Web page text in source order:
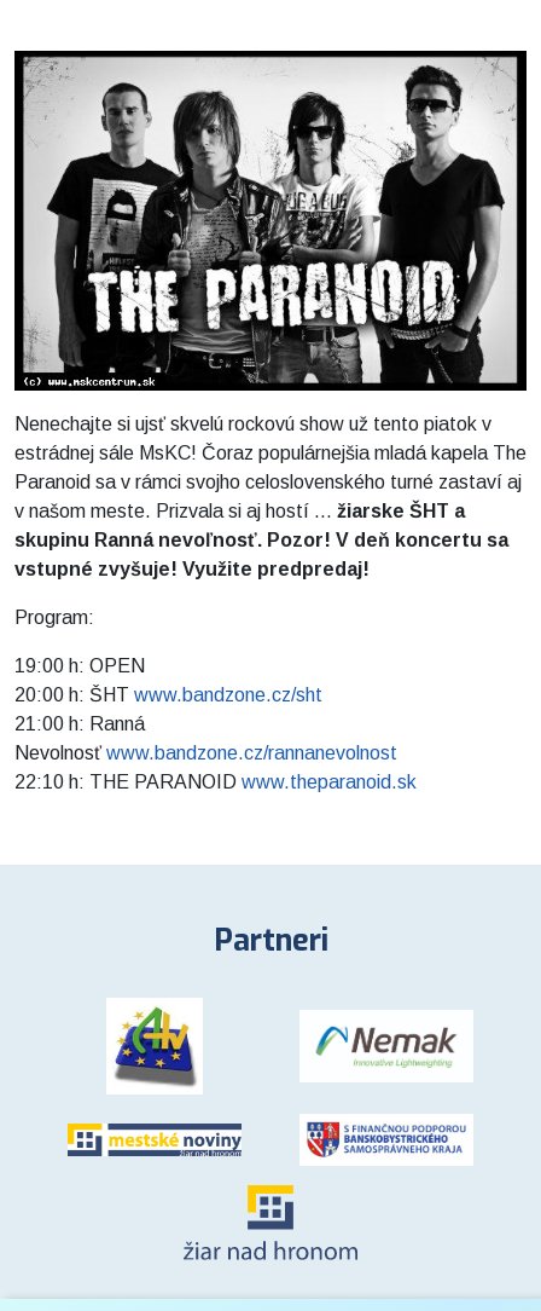
Nenechajte si ujsť skvelú rockovú show už tento piatok v
estrádnej sále MsKC! Čoraz populárnejšia mladá kapela The
Paranoid sa v rámci svojho celoslovenského turné zastaví aj
v našom meste. Prizvala si aj hostí ... žiarske ŠHT a
skupinu Ranná nevoľnosť. Pozor! V deň koncertu sa
vstupné zvyšuje! Využite predpredaj!
Program:
19:00 h: OPEN
20:00 h: ŠHT www.bandzone.cz/sht
21:00 h: Ranná
Nevolnosť www.bandzone.cz/rannanevolnost
22:10 h: THE PARANOID www.theparanoid.sk
Partneri